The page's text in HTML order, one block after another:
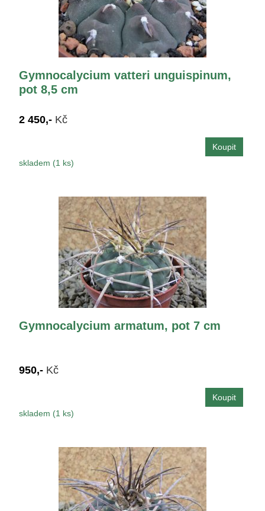
Gymnocalycium vatteri unguispinum,
pot 8,5 cm
2 450,- Kč
skladem (1 ks)
Gymnocalycium armatum, pot 7 cm
950,- Kč
skladem (1 ks)